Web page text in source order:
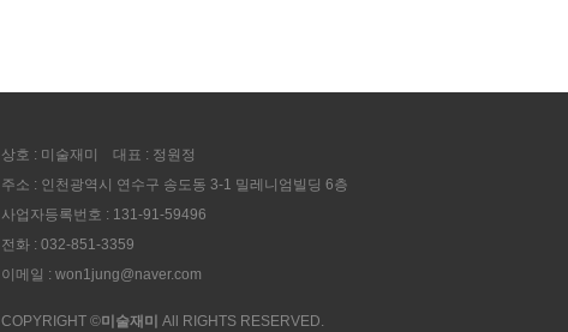
상호 : 미술재미
대표 : 정원정
주소 : 인천광역시 연수구 송도동 3-1 밀레니엄빌딩 6층
사업자등록번호 : 131-91-59496
전화 : 032-851-3359
이메일 : won1jung@naver.com
COPYRIGHT ©미술재미 All RIGHTS RESERVED.